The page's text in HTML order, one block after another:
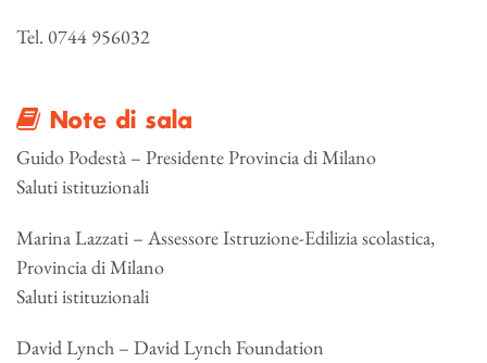
Tel. 0744 956032
Note di sala
Guido Podestà – Presidente Provincia di Milano
Saluti istituzionali
Marina Lazzati – Assessore Istruzione-Edilizia scolastica,
Provincia di Milano
Saluti istituzionali
David Lynch – David Lynch Foundation